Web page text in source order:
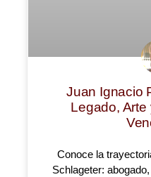
Juan Ignacio
Legado,
Conoce la
Schlageter: